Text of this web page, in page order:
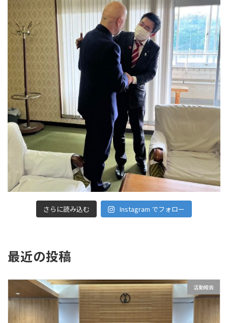
さらに読み込む Instagram でフォロー
最近の投稿
活動報告